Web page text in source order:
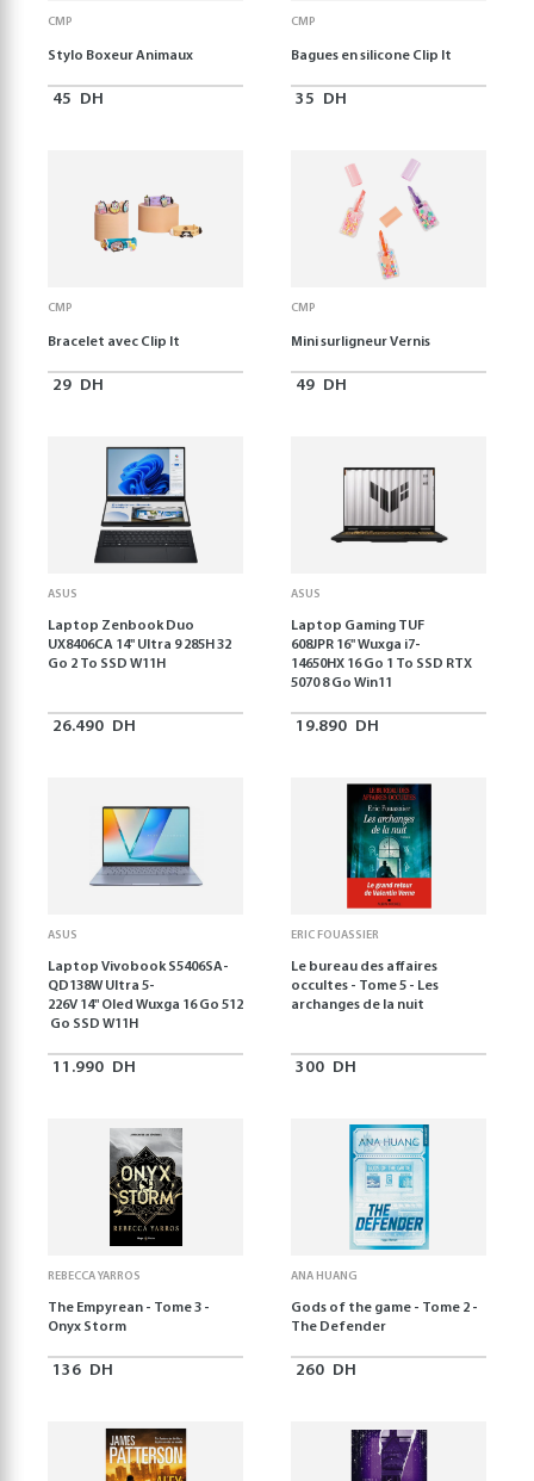
CMP
Stylo Boxeur Animaux
45 DH
CMP
Bagues en silicone Clip It
35 DH
CMP
Bracelet avec Clip It
29 DH
CMP
Mini surligneur Vernis
49 DH
ASUS
Laptop Zenbook Duo
UX8406CA 14'' Ultra 9 285H 32
Go 2 To SSD W11H
26.490 DH
ASUS
Laptop Gaming TUF
608JPR 16'' Wuxga i7-
14650HX 16 Go 1 To SSD RTX
5070 8 Go Win11
19.890 DH
ASUS
Laptop Vivobook S5406SA-
QD138W Ultra 5-
226V 14" Oled Wuxga 16 Go 512
Go SSD W11H
11.990 DH
ERIC FOUASSIER
Le bureau des affaires
occultes - Tome 5 - Les
archanges de la nuit
300 DH
REBECCA YARROS
The Empyrean - Tome 3 -
Onyx Storm
136 DH
ANA HUANG
Gods of the game - Tome 2 -
The Defender
260 DH